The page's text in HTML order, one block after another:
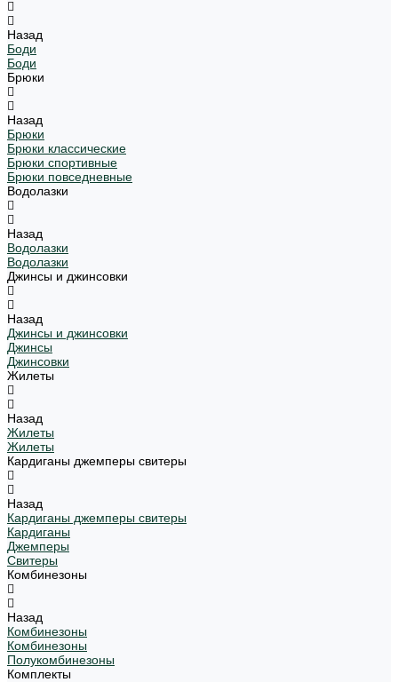
Назад
Боди
Боди
Брюки
Назад
Брюки
Брюки классические
Брюки спортивные
Брюки повседневные
Водолазки
Назад
Водолазки
Водолазки
Джинсы и джинсовки
Назад
Джинсы и джинсовки
Джинсы
Джинсовки
Жилеты
Назад
Жилеты
Жилеты
Кардиганы джемперы свитеры
Назад
Кардиганы джемперы свитеры
Кардиганы
Джемперы
Свитеры
Комбинезоны
Назад
Комбинезоны
Комбинезоны
Полукомбинезоны
Комплекты